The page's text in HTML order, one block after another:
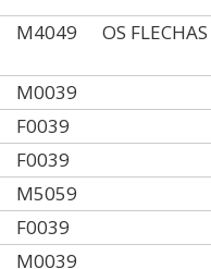
M4049 OS FLECHAS
M0039
F0039
F0039
M5059
F0039
M0039